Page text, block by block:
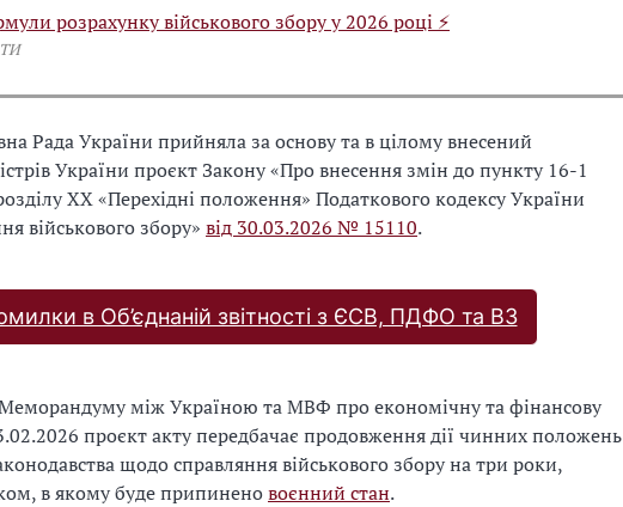
розрахунку військового збору у 2026 році ⚡
Рада України прийняла за основу та в цілому внесений
України проєкт Закону «Про внесення змін до пункту 16-1
XX «Перехідні положення» Податкового кодексу України
військового збору» від 30.03.2026 № 15110.
в Об’єднаній звітності з ЄСВ, ПДФО та ВЗ
між Україною та МВФ про економічну та фінансову
проєкт акту передбачає продовження дії чинних положень
щодо справляння військового збору на три роки,
в якому буде припиненовоєнний стан.